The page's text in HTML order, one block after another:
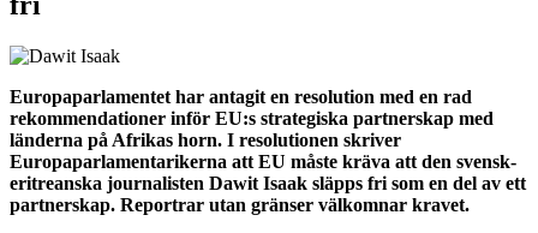
Europaparlamentet har antagit en resolution med en rad
rekommendationer inför EU:s strategiska partnerskap med
länderna på Afrikas horn. I resolutionen skriver
Europaparlamentarikerna att EU måste kräva att den svensk-
eritreanska journalisten Dawit Isaak släpps fri som en del av ett
partnerskap. Reportrar utan gränser välkomnar kravet.